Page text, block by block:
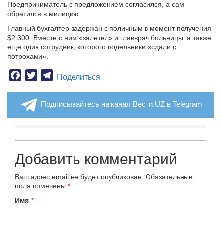
Предприниматель с предложением согласился, а сам
обратился в милицию.
Главный бухгалтер задержан с поличным в момент получения
$2 300. Вместе с ним «залетел» и главврач больницы, а также
еще один сотрудник, которого подельники «сдали с
потрохами».
Facebook
TwitterTelegram
Поделиться
Подписывайтесь на канал Вести.UZ в Telegram
Добавить комментарий
Ваш адрес email не будет опубликован. Обязательные
поля помечены *
Имя *